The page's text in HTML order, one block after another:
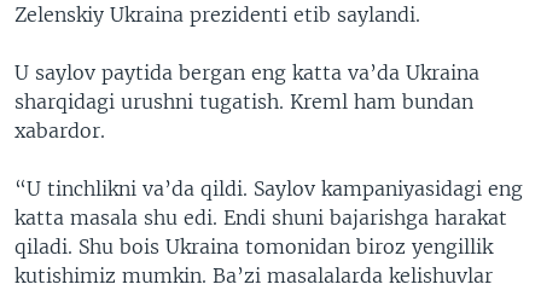
Zelenskiy Ukraina prezidenti etib saylandi.
U saylov paytida bergan eng katta va’da Ukraina
sharqidagi urushni tugatish. Kreml ham bundan
xabardor.
“U tinchlikni va’da qildi. Saylov kampaniyasidagi eng
katta masala shu edi. Endi shuni bajarishga harakat
qiladi. Shu bois Ukraina tomonidan biroz yengillik
kutishimiz mumkin. Ba’zi masalalarda kelishuvlar